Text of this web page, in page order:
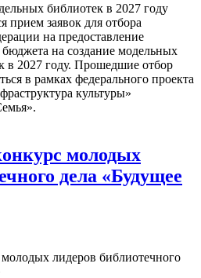
прием заявок для отбора
на предоставление
на создание модельных
в 2027 году. Прошедшие отбор
в рамках федерального проекта
культуры»
молодых
дела «Будущее